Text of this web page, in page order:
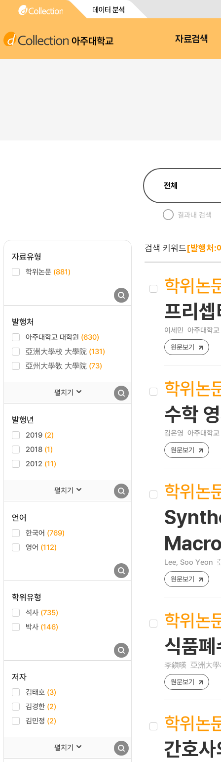
아주대학교 자료검색
결과내 검색
자료유형
학위논문 (881)
발행처
아주대학교 대학원 (630)
亞洲大學校 大學院 (131)
亞州大學敎 大學院 (73)
펼치기
발행년
2019 (2)
2018 (1)
2012 (11)
펼치기
언어
한국어 (769)
영어 (112)
학위유형
석사 (735)
박사 (146)
저자
김태호 (3)
김경한 (2)
김민정 (2)
펼치기
검색 키워드[발행처:
학위논
프리
이세민 아주대학
원문보기
학위논
수학
김은영 아주대학
원문보기
학위논
Lee, Soo Yeon
원문보기
학위논
식품
李鎭暎 亞洲大
원문보기
학위논
간호